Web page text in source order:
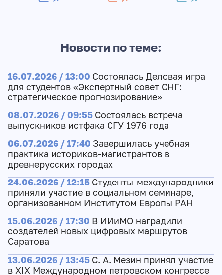
Новости по теме:
16.07.2026 / 13:00 Состоялась Деловая игра
для студентов «Экспертный совет СНГ:
стратегическое прогнозирование»
08.07.2026 / 09:55 Состоялась встреча
выпускников истфака СГУ 1976 года
06.07.2026 / 17:40 Завершилась учебная
практика историков-магистрантов в
древнерусских городах
24.06.2026 / 12:15 Студенты-международники
приняли участие в социальном семинаре,
организованном Институтом Европы РАН
15.06.2026 / 17:30 В ИИиМО наградили
создателей новых цифровых маршрутов
Саратова
13.06.2026 / 13:45 С. А. Мезин принял участие
в XIX Международном петровском конгрессе